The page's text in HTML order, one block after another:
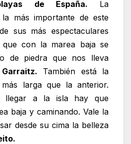
de España. La
la más importante de este
sus más espectaculares
que con la marea baja se
de piedra que nos lleva
También está la
larga que la anterior.
llegar a la isla hay que
baja y caminando. Vale la
desde su cima la belleza